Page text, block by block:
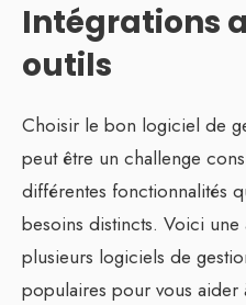
Intégrations
outils
Choisir le bon logiciel de
peut être un challenge
différentes fonctionnalités
besoins distincts. Voici une
plusieurs logiciels de
populaires pour vous